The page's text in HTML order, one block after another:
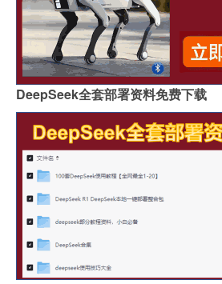
DeepSeek全套部署资料免费下载